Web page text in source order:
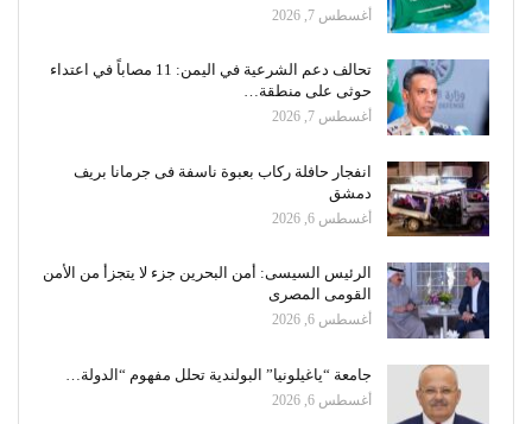
أغسطس 7, 2026
تحالف دعم الشرعية في اليمن: 11 مصاباً في اعتداء
حوثى على منطقة…
أغسطس 7, 2026
انفجار حافلة ركاب بعبوة ناسفة فى جرمانا بريف
دمشق
أغسطس 6, 2026
الرئيس السيسى: أمن البحرين جزء لا يتجزأ من الأمن
القومى المصرى
أغسطس 6, 2026
جامعة “ياغيلونيا” البولندية تحلل مفهوم “الدولة…
أغسطس 6, 2026